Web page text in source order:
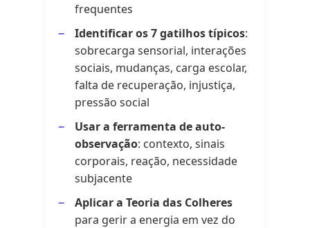
frequentes
Identificar os 7 gatilhos típicos:
sobrecarga sensorial, interações
sociais, mudanças, carga escolar,
falta de recuperação, injustiça,
pressão social
Usar a ferramenta de auto-
observação: contexto, sinais
corporais, reação, necessidade
subjacente
Aplicar a Teoria das Colheres
para gerir a energia em vez do